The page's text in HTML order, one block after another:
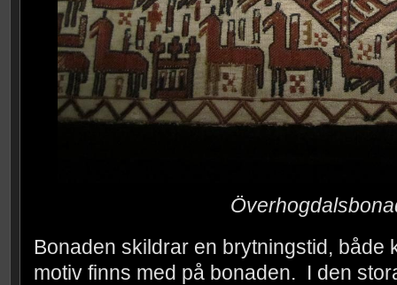
Bonaden skildrar en brytningstid, både
motiv finns med på bonaden. I den